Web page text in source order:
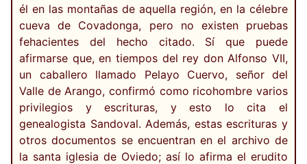
él en las montañas de aquella región, en la célebre
cueva de Covadonga, pero no existen pruebas
fehacientes del hecho citado. Sí que puede
afirmarse que, en tiempos del rey don Alfonso VII,
un caballero llamado Pelayo Cuervo, señor del
Valle de Arango, confirmó como ricohombre varios
privilegios y escrituras, y esto lo cita el
genealogista Sandoval. Además, estas escrituras y
otros documentos se encuentran en el archivo de
la santa iglesia de Oviedo; así lo afirma el erudito